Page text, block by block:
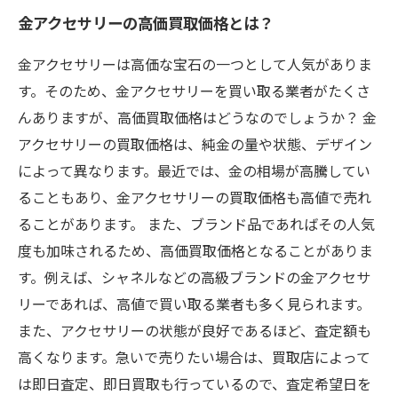
金アクセサリーの高価買取価格とは？
金アクセサリーは高価な宝石の一つとして人気がありま
す。そのため、金アクセサリーを買い取る業者がたくさ
んありますが、高価買取価格はどうなのでしょうか？ 金
アクセサリーの買取価格は、純金の量や状態、デザイン
によって異なります。最近では、金の相場が高騰してい
ることもあり、金アクセサリーの買取価格も高値で売れ
ることがあります。 また、ブランド品であればその人気
度も加味されるため、高価買取価格となることがありま
す。例えば、シャネルなどの高級ブランドの金アクセサ
リーであれば、高値で買い取る業者も多く見られます。
また、アクセサリーの状態が良好であるほど、査定額も
高くなります。急いで売りたい場合は、買取店によって
は即日査定、即日買取も行っているので、査定希望日を